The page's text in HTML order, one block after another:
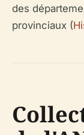
des
provinciaux (